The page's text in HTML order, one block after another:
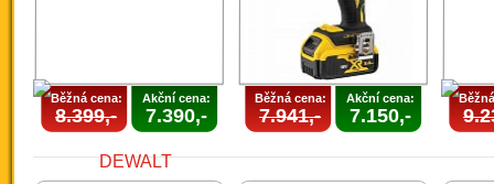
Běžná cena:
8.399,-
Akční cena:
7.390,-
Běžná cena:
7.941,-
Akční cena:
7.150,-